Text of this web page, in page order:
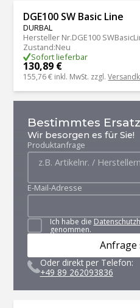
DGE100 SW Basic Line
DURBAL
Hersteller Nr.DGE100
Zustand:Neu
Sofort lieferbar
130,89 €
155,76 € inkl. MwSt. zzgl.
Bestimmtes
Wir besorgen es für Sie!
Produktanfrage
E-Mail-Adresse
Ich habe die
genommen.
Anfrage
Oder direkt per Telefon:
+49 89 262093836